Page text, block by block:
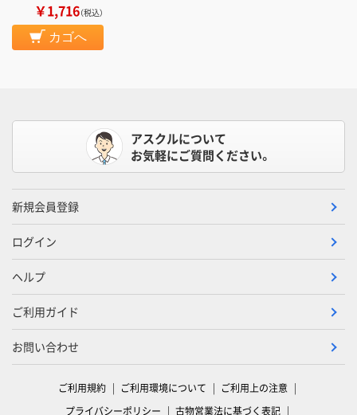
￥1,716（税込）
カゴへ
アスクルについて
お気軽にご質問ください。
新規会員登録
ログイン
ヘルプ
ご利用ガイド
お問い合わせ
ご利用規約 ご利用環境について
ご利用上の注意
プライバシーポリシー
古物営業法に基づく表記